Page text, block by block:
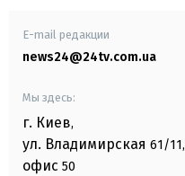
E-mail редакции
news24@24tv.com.ua
Мы здесь:
г. Киев,
ул. Владимирская 61/11,
офис 50